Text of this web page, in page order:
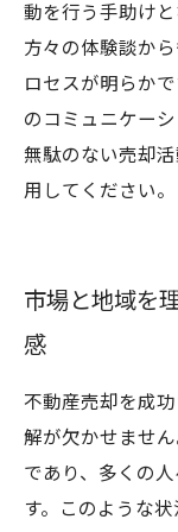
動を行う手助け
方々の体験談か
ロセスが明らか
のコミュニケー
無駄のない売却
用してください。
市場と地域を
感
不動産売却を成
解が欠かせませ
であり、多くの
す。このような